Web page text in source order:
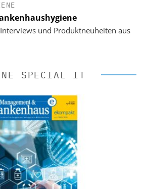
und Produktneuheiten aus
SPECIAL IT